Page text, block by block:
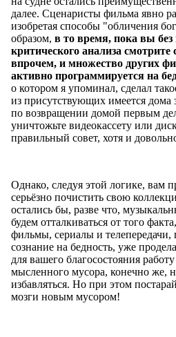
далее. Сценаристы фильма явно
изобретая способы "обличения
образом, в то время, пока вы без
критического анализа
впрочем, и множество других
активно программируется на
о котором я упоминал, сделал
из присутствующих имеется дома
по возвращении домой первым
уничтожьте видеокассету или
правильный совет, хотя и
Однако, следуя этой логике, вам
серьёзно почистить свою
остались бы, разве что,
будем отталкиваться от того
фильмы, сериалы и
сознание на бедность, уже
для вашего благосостояния
мысленного мусора, конечно же,
избавляться. Но при этом
мозги новым мусором!